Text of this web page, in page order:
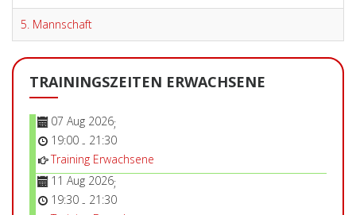
5. Mannschaft
TRAININGSZEITEN ERWACHSENE
07 Aug 2026;
19:00 - 21:30
Training Erwachsene
11 Aug 2026;
19:30 - 21:30